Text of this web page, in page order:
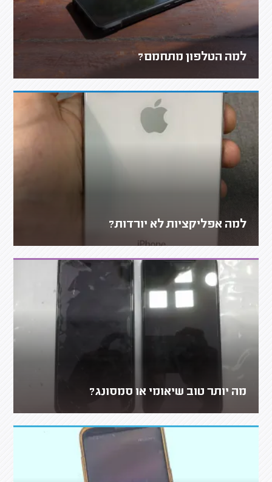
למה הטלפון מתחמם?
למה אפליקציות לא יורדות?
מה יותר טוב שיאומי או סמסונג?